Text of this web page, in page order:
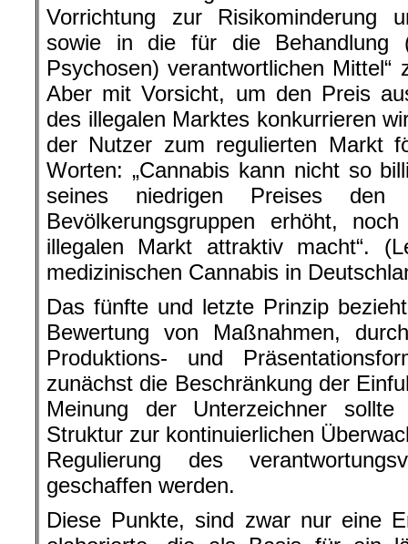
Vorrichtung zur Risikominderung
sowie in die für die Behandlung
Psychosen) verantwortlichen Mittel“
Aber mit Vorsicht, um den Preis
des illegalen Marktes konkurrieren
der Nutzer zum regulierten Markt
Worten: „Cannabis kann nicht so
seines niedrigen Preises den
Bevölkerungsgruppen erhöht,
illegalen Markt attraktiv macht“.
medizinischen Cannabis in
Das fünfte und letzte Prinzip
Bewertung von Maßnahmen,
Produktions- und
zunächst die Beschränkung der
Meinung der Unterzeichner sollte
Struktur zur kontinuierlichen
Regulierung des
geschaffen werden.
Diese Punkte, sind zwar nur eine